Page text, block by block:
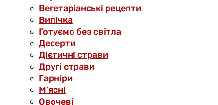
Вегетаріанські рецепти
Випічка
Готуємо без світла
Десерти
Дієтичні страви
Другі страви
Гарніри
М’ясні
Овочеві